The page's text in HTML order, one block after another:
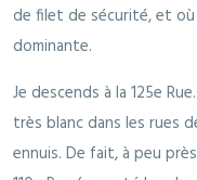
de filet de sécurité, et où
dominante.
Je descends à la 125e
très blanc dans les rues
ennuis. De fait, à peu